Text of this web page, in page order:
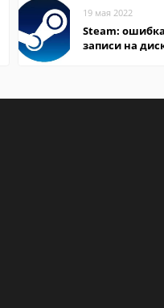
19 мая 2022
Steam:
записи на